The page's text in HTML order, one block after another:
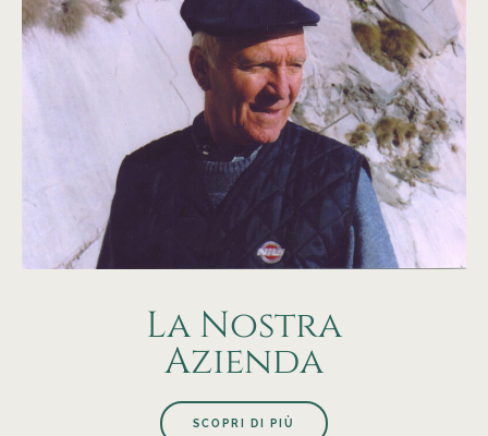
La Nostra
Azienda
SCOPRI DI PIÙ